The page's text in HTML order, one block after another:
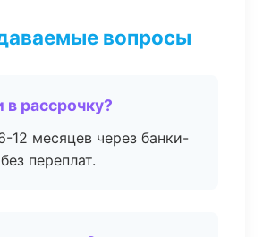
вопросы
рассрочку?
12 месяцев через банки-
переплат.